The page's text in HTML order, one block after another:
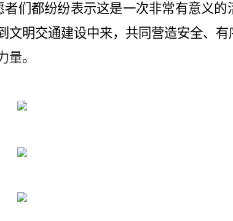
者们都纷纷表示这是一次非常有意义的
明交通建设中来，共同营造安全、
量。